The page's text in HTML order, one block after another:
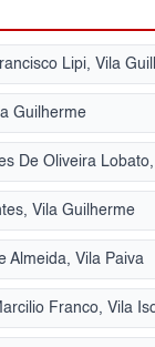
Lipi, Vila
Guilherme
De Oliveira
Vila Guilherme
Almeida, Vila Paiva
Franco, Vila